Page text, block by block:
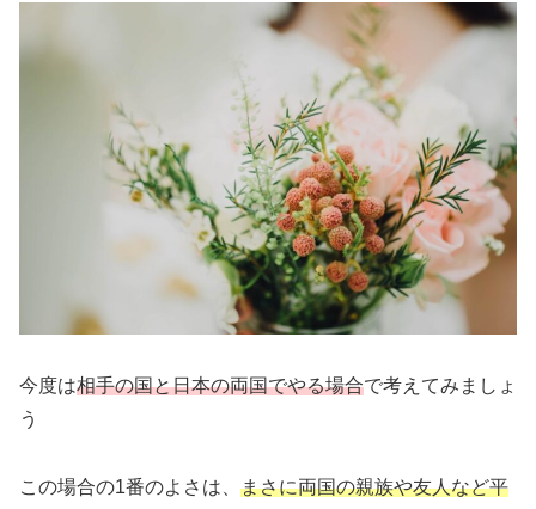
今度は相手の国と日本の両国でやる場合で考えてみましょ
う
この場合の1番のよさは、 まさに両国の親族や友人など平